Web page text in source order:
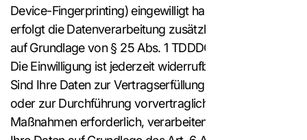
Device-Fingerprinting) eingewilligt haben,
erfolgt die Datenverarbeitung zusätzlich
auf Grundlage von § 25 Abs. 1 TDDDG.
Die Einwilligung ist jederzeit widerrufbar.
Sind Ihre Daten zur Vertragserfüllung
oder zur Durchführung vorvertraglicher
Maßnahmen erforderlich, verarbeiten wir